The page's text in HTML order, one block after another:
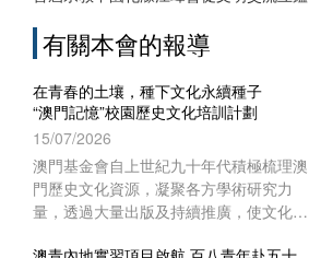
有關本會的報導
在青春的土壤，種下文化永續種子
“澳門記憶”校園歷史文化培訓計劃
15/07/2026
澳門基金會自上世紀九十年代積極梳理澳
門歷史文化資源，凝聚各方學術研究力
量，透過大量出版及持續推廣，使文化保